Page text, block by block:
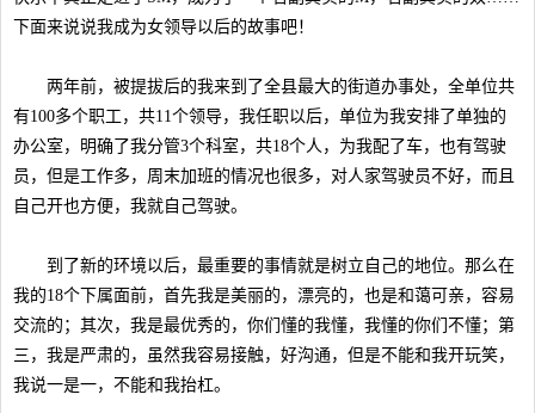
下面来说说我成为女领导以后的故事吧！
两年前，被提拔后的我来到了全县最大的街道办事处，全单位共
有100多个职工，共11个领导，我任职以后，单位为我安排了单独的
办公室，明确了我分管3个科室，共18个人，为我配了车，也有驾驶
员，但是工作多，周末加班的情况也很多，对人家驾驶员不好，而且
自己开也方便，我就自己驾驶。
到了新的环境以后，最重要的事情就是树立自己的地位。那么在
我的18个下属面前，首先我是美丽的，漂亮的，也是和蔼可亲，容易
交流的；其次，我是最优秀的，你们懂的我懂，我懂的你们不懂；第
三，我是严肃的，虽然我容易接触，好沟通，但是不能和我开玩笑，
我说一是一，不能和我抬杠。